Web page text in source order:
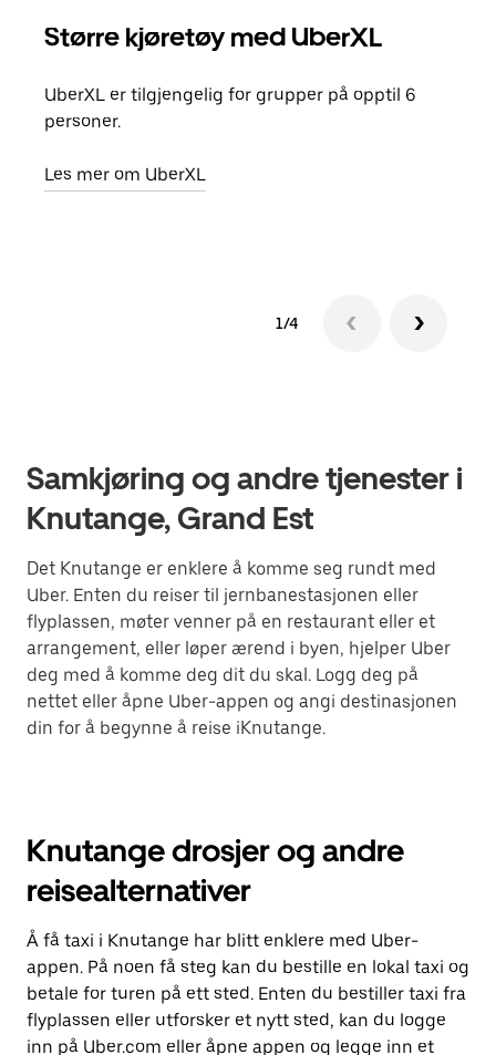
Større kjøretøy med UberXL
UberXL er tilgjengelig for grupper på opptil 6
personer.
Les mer om UberXL
1/4
Samkjøring og andre tjenester i
Knutange, Grand Est
Det Knutange er enklere å komme seg rundt med
Uber. Enten du reiser til jernbanestasjonen eller
flyplassen, møter venner på en restaurant eller et
arrangement, eller løper ærend i byen, hjelper Uber
deg med å komme deg dit du skal. Logg deg på
nettet eller åpne Uber-appen og angi destinasjonen
din for å begynne å reise iKnutange.
Knutange drosjer og andre
reisealternativer
Å få taxi i Knutange har blitt enklere med Uber-
appen. På noen få steg kan du bestille en lokal taxi og
betale for turen på ett sted. Enten du bestiller taxi fra
flyplassen eller utforsker et nytt sted, kan du logge
inn på Uber.com eller åpne appen og legge inn et